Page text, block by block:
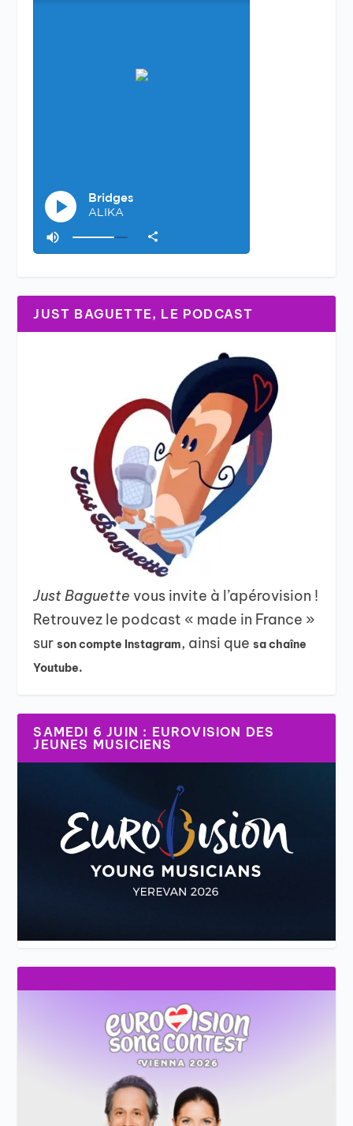
JUST BAGUETTE, LE PODCAST
Just Baguettevous invite à l’apérovision !
Retrouvez le podcast « made in France »
surson compte Instagram, ainsi quesa chaîne
Youtube.
SAMEDI 6 JUIN : EUROVISION DES
JEUNES MUSICIENS